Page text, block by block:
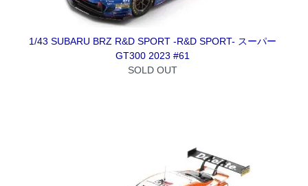
1/43 SUBARU BRZ R&D SPORT -R&D SPORT- スーパー
GT300 2023 #61
SOLD OUT